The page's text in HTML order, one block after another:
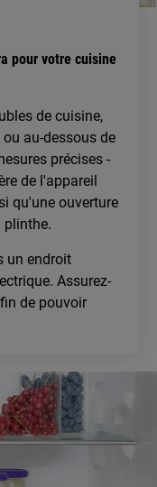
pour votre cuisine
de cuisine,
au-dessous de
précises -
de l'appareil
qu'une ouverture
plinthe.
un endroit
Assurez-
de pouvoir